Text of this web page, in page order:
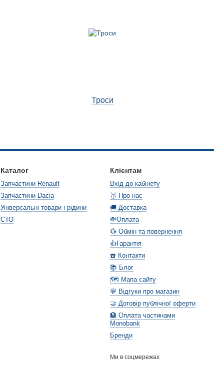
Троси
Каталог
Запчастини Renault
Запчастини Dacia
Універсальні товари і рідини
СТО
Клієнтам
Вхід до кабінету
🥇 Про нас
🚚 Доставка
💸Оплата
💱 Обмін та повернення
👍Гарантія
☎️ Контакти
📚 Блог
🗺️ Мапа сайту
💬 Відгуки про магазин
🤝 Договір публічної оферти
🏦 Оплата частинами
Monobank
Бренди
Ми в соцмережах